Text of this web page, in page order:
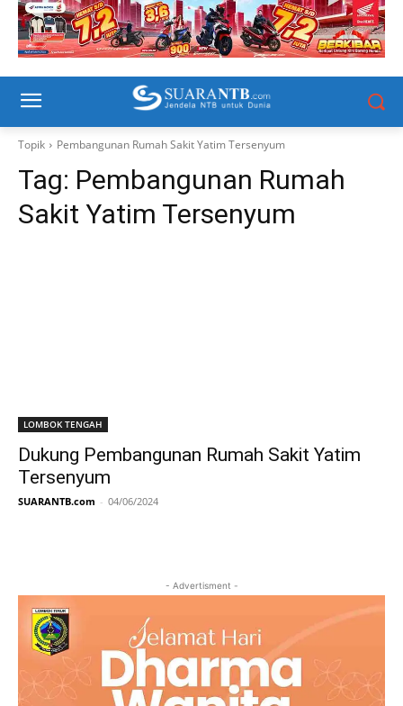
Topik Pembangunan Rumah Sakit Yatim Tersenyum
Tag: Pembangunan Rumah
Sakit Yatim Tersenyum
LOMBOK TENGAH
Dukung Pembangunan Rumah Sakit Yatim
Tersenyum
SUARANTB.com - 04/06/2024
- Advertisment -